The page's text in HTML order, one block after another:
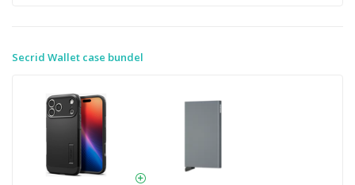
Secrid Wallet case bundel